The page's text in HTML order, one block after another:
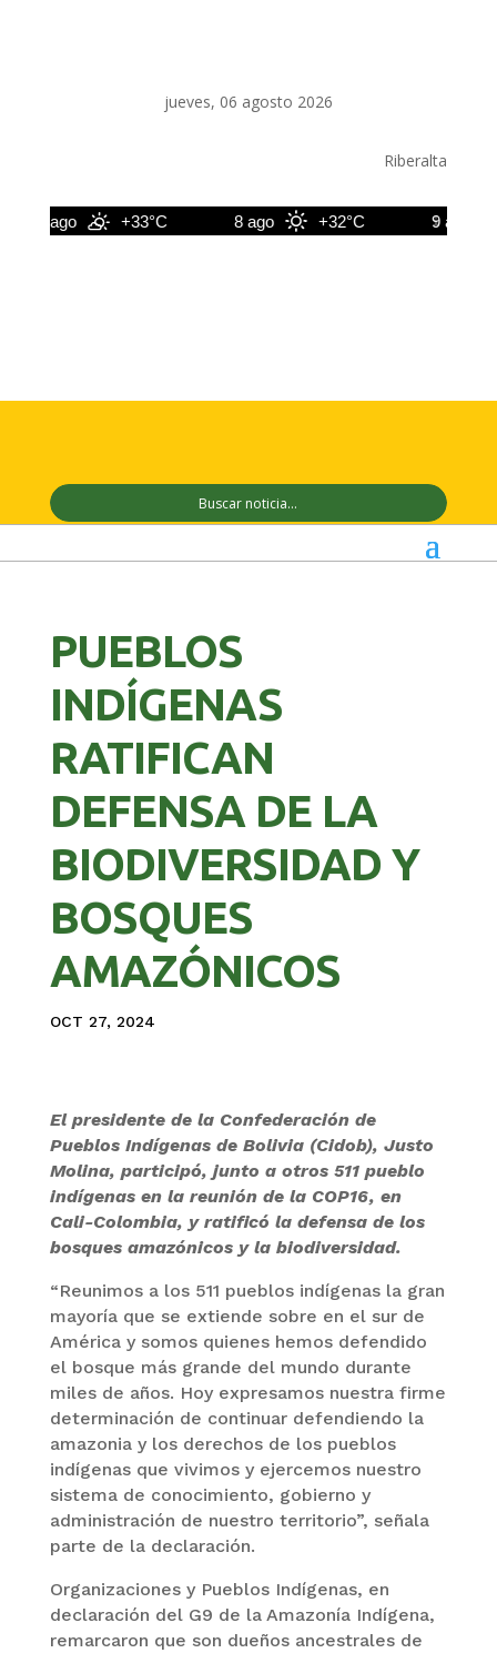
jueves, 06 agosto 2026
Riberalta
7 ago +33°C 8 ago +32°C 9 ago
PUEBLOS
INDÍGENAS
RATIFICAN
DEFENSA DE LA
BIODIVERSIDAD Y
BOSQUES
AMAZÓNICOS
OCT 27, 2024
El presidente de la Confederación de
Pueblos Indígenas de Bolivia (Cidob), Justo
Molina, participó, junto a otros 511 pueblo
indígenas en la reunión de la COP16, en
Cali-Colombia, y ratificó la defensa de los
bosques amazónicos y la biodiversidad.
“Reunimos a los 511 pueblos indígenas la gran
mayoría que se extiende sobre en el sur de
América y somos quienes hemos defendido
el bosque más grande del mundo durante
miles de años. Hoy expresamos nuestra firme
determinación de continuar defendiendo la
amazonia y los derechos de los pueblos
indígenas que vivimos y ejercemos nuestro
sistema de conocimiento, gobierno y
administración de nuestro territorio”, señala
parte de la declaración.
Organizaciones y Pueblos Indígenas, en
declaración del G9 de la Amazonía Indígena,
remarcaron que son dueños ancestrales de